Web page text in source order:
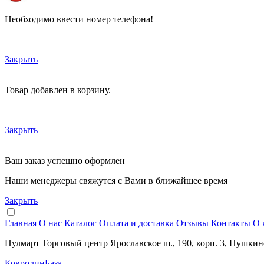
Необходимо ввести номер телефона!
Закрыть
Товар добавлен в корзину.
Закрыть
Ваш заказ успешно оформлен
Наши менеджеры свяжутся с Вами в ближайшее время
Закрыть
Главная О нас Каталог Оплата и доставка Отзывы Контакты О
Пулмарт Торговый центр Ярославское ш., 190, корп. 3,